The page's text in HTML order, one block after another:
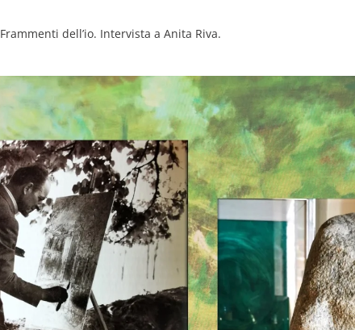
Frammenti dell’io. Intervista a Anita Riva.